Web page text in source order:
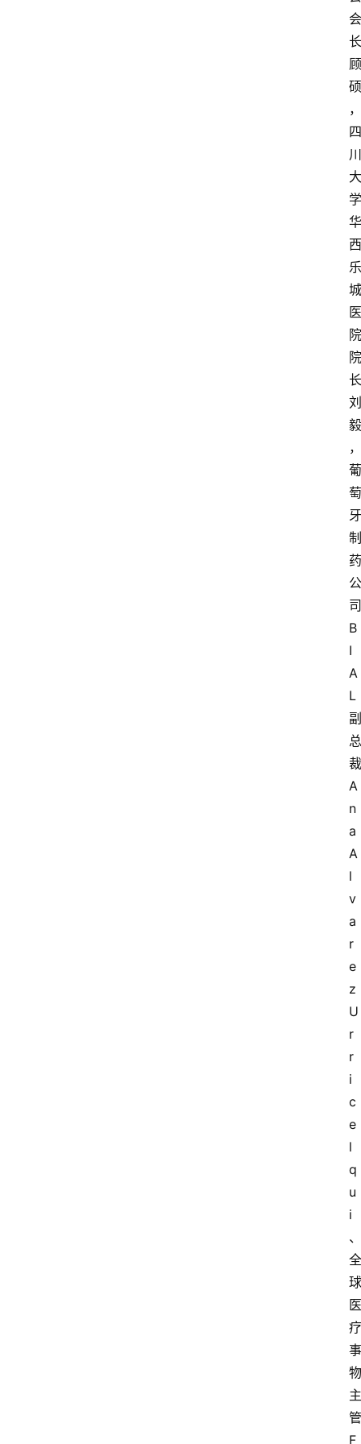
会
长
顾
硕
，
四
川
大
学
华
西
乐
城
医
院
院
长
刘
毅
，
葡
萄
牙
制
药
公
司
B
I
A
L
副
总
裁
A
n
a
A
l
v
a
r
e
z
U
r
r
i
c
e
l
q
u
i
、
全
球
医
疗
事
物
主
管
F